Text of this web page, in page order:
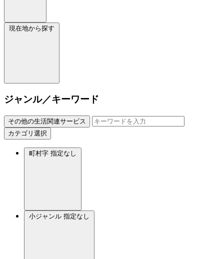
現在地から探す
ジャンル／キーワード
その他の生活関連サービス
カテゴリ選択
町村字 指定なし
小ジャンル 指定なし